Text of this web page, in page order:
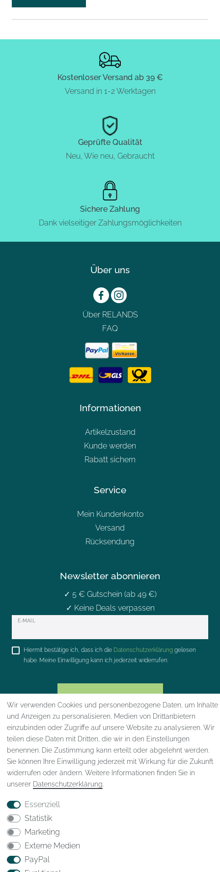
Kostenloser Versand ab 39 €
Versand in 1-2 Werktagen
Geprüfte Qualität
Neu, Wie neu, Gebraucht
Sichere Zahlung
Dank vielseitiger Zahlungsmöglichkeiten
Über uns
Über RELANDS
FAQ
Informationen
Artikelzustand
Kunde werden
Rabatt sichern
Service
Mein Kundenkonto
Versand
Rücksendung
Newsletter abonnieren
✓ 5 € Gutschein (ab 49 €)
✓ Keine Deals verpassen
E-MAIL
Newsletter
Hiermit bestätige ich, dass ich die Daten­schutz­erklärung gelesen
habe. Meine Einwilligung kann ich jederzeit widerrufen.
Impressum Daten­schutz­erklärung AGB
Widerrufs­recht
Wir verwenden Cookies und personenbezogene Daten, um Inhalte
und Anzeigen zu personalisieren, Medien von Drittanbietern
einzubinden oder Zugriffe auf unsere Website zu analysieren. Wir
teilen diese Daten mit Dritten, die wir in den Einstellungen
benennen. Die Zustimmung kann erteilt oder abgelehnt werden.
Sie können Ihre Einwilligung jederzeit mit Wirkung für die Zukunft
widerrufen oder ändern. Weitere Informationen finden Sie in
unserer Daten­schutz­erklärung
Essenziell
Statistik
Marketing
Externe Medien
PayPal